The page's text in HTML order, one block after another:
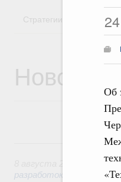
Об
Стратегии
Новости
разработок